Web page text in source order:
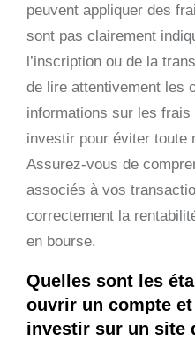
peuvent appliquer des
sont pas clairement
l’inscription ou de la
de lire attentivement les
informations sur les
investir pour éviter toute
Assurez-vous de
associés à vos
correctement la
en bourse.
Quelles sont les
ouvrir un compte
investir sur un site